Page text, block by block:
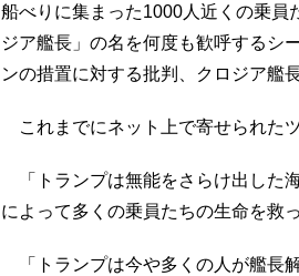
船べりに集まった1000人近くの乗員
ジア艦長」の名を何度も歓呼するシ
ンの措置に対する批判、クロジア艦
これまでにネット上で寄せられた
「トランプは無能をさらけ出した
によって多くの乗員たちの生命を救
「トランプは今や多くの人が艦長